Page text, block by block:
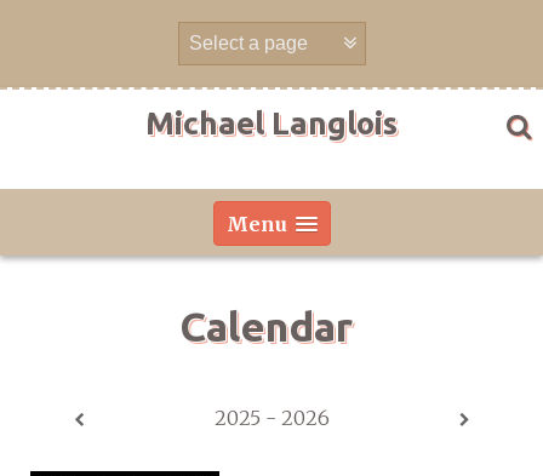
Michael Langlois
Menu
Calendar
2025 - 2026